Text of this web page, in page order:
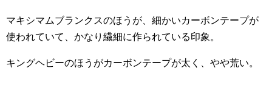
マキシマムブランクスのほうが、細かいカーボンテープが
使われていて、かなり繊細に作られている印象。
キングヘビーのほうがカーボンテープが太く、やや荒い。